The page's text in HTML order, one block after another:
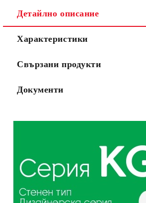
Детайлно описание
Характеристики
Свързани продукти
Документи